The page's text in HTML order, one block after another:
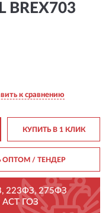
BREX703
к сравнению
КУПИТЬ В 1 КЛИК
ОПТОМ/ ТЕНДЕР
223ФЗ, 275ФЗ
АСТ ГОЗ